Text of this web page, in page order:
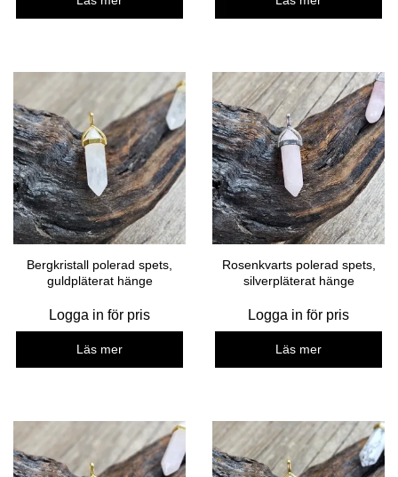
Bergkristall polerad spets,
guldpläterat hänge
Logga in för pris
Läs mer
Rosenkvarts polerad spets,
silverpläterat hänge
Logga in för pris
Läs mer